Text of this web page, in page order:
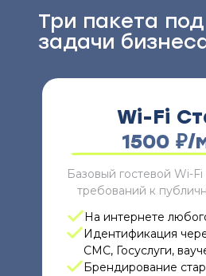
Три пакета
задачи
Wi-Fi
1500 ₽/
Базовый гостевой Wi-
требований к
На интернете
Идентификация
СМС, Госуслуги,
Брендирование